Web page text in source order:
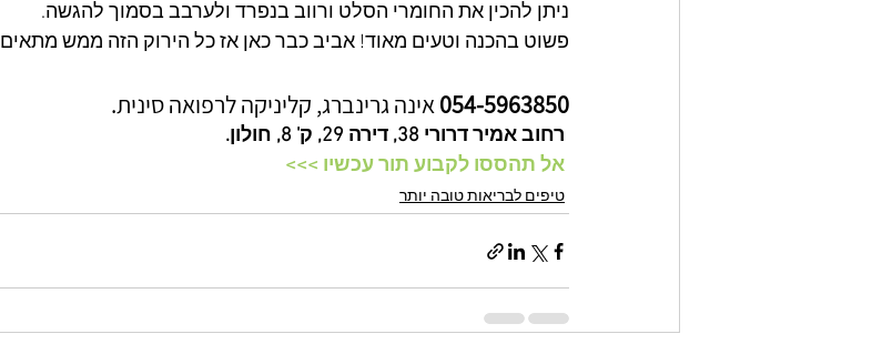
ניתן להכין את החומרי הסלט ורווב בנפרד ולערבב בסמוך להגשה.
פשוט בהכנה וטעים מאוד! אביב כבר כאן אז כל הירוק הזה ממש מתאים
054-5963850 אינה גרינברג, קליניקה לרפואה סינית.
טיפים לבריאות טובה יותר